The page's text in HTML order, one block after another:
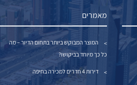
מאמרים
המוצר המבוקש ביותר בתחום הדיור – מה
כל כך מיוחד בביקושו?
דירות 4 חדרים למכירה בחיפה